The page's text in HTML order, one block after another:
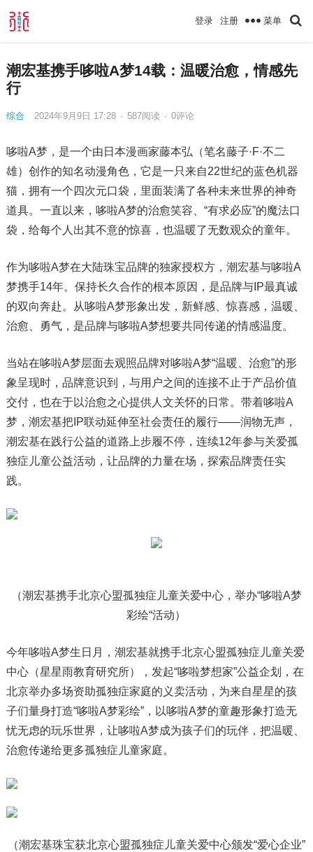
登录 注册 菜单
潮宏基携手哆啦A梦14载：温暖治愈，情感先
行
综合 2024年9月9日 17:28 · 587阅读 · 0评论
哆啦A梦，是一个由日本漫画家藤本弘（笔名藤子·F·不二
雄）创作的知名动漫角色，它是一只来自22世纪的蓝色机器
猫，拥有一个四次元口袋，里面装满了各种未来世界的神奇
道具。一直以来，哆啦A梦的治愈笑容、“有求必应”的魔法口
袋，给每个人出其不意的惊喜，也温暖了无数观众的童年。
作为哆啦A梦在大陆珠宝品牌的独家授权方，潮宏基与哆啦A
梦携手14年。保持长久合作的根本原因，是品牌与IP最真诚
的双向奔赴。从哆啦A梦形象出发，新鲜感、惊喜感，温暖、
治愈、勇气，是品牌与哆啦A梦想要共同传递的情感温度。
当站在哆啦A梦层面去观照品牌对哆啦A梦“温暖、治愈”的形
象呈现时，品牌意识到，与用户之间的连接不止于产品价值
交付，也在于以治愈之心提供人文关怀的日常。带着哆啦A
梦，潮宏基把IP联动延伸至社会责任的履行——润物无声，
潮宏基在践行公益的道路上步履不停，连续12年参与关爱孤
独症儿童公益活动，让品牌的力量在场，探索品牌责任实
践。
（潮宏基携手北京心盟孤独症儿童关爱中心，举办“哆啦A梦
彩绘“活动）
今年哆啦A梦生日月，潮宏基就携手北京心盟孤独症儿童关爱
中心（星星雨教育研究所），发起“哆啦梦想家”公益企划，在
北京举办多场资助孤独症家庭的义卖活动，为来自星星的孩
子们量身打造“哆啦A梦彩绘”，以哆啦A梦的童趣形象打造无
忧无虑的玩乐世界，让哆啦A梦成为孩子们的玩伴，把温暖、
治愈传递给更多孤独症儿童家庭。
（潮宏基珠宝获北京心盟孤独症儿童关爱中心颁发“爱心企业”